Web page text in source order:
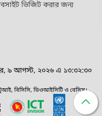
ভিজিট করার জন্য
৯ আগস্ট, ২০২৬ এ ১৩:৩২:৩০
বিসিসি, ডিওআইসিটি ও বেসিস।